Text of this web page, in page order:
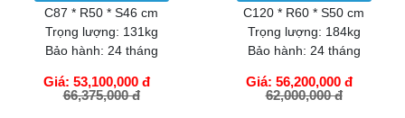
C87 * R50 * S46 cm
Trọng lượng: 131kg
Bảo hành: 24 tháng
Giá: 53,100,000 đ
66,375,000 đ
GIỎ HÀNG
C120 * R60 * S50 cm
Trọng lượng: 184kg
Bảo hành: 24 tháng
Giá: 56,200,000 đ
62,000,000 đ
GIỎ HÀNG